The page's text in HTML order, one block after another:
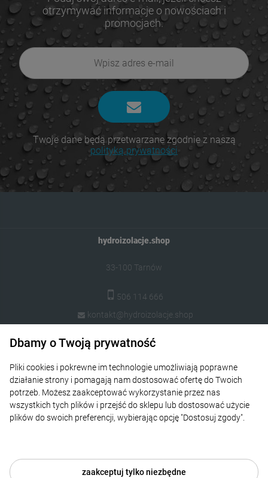
otrzymywać informacje o nowościach i
promocjach.
Twoje dane będą przetwarzane zgodnie z naszą
polityką prywatności
hydroizolacje.shop
33-100 Tarnów
506 114 666
kontakt@hydroizolacje.shop
Popularne kategorie
Pomoc
Moje konto
Płatności i dostawa
Dbamy o Twoją prywatność
Pliki cookies i pokrewne im technologie umożliwiają poprawne
działanie strony i pomagają nam dostosować ofertę do Twoich
potrzeb. Możesz zaakceptować wykorzystanie przez nas
wszystkich tych plików i przejść do sklepu lub dostosować użycie
plików do swoich preferencji, wybierając opcję "Dostosuj zgody".
zaakceptuj tylko niezbędne